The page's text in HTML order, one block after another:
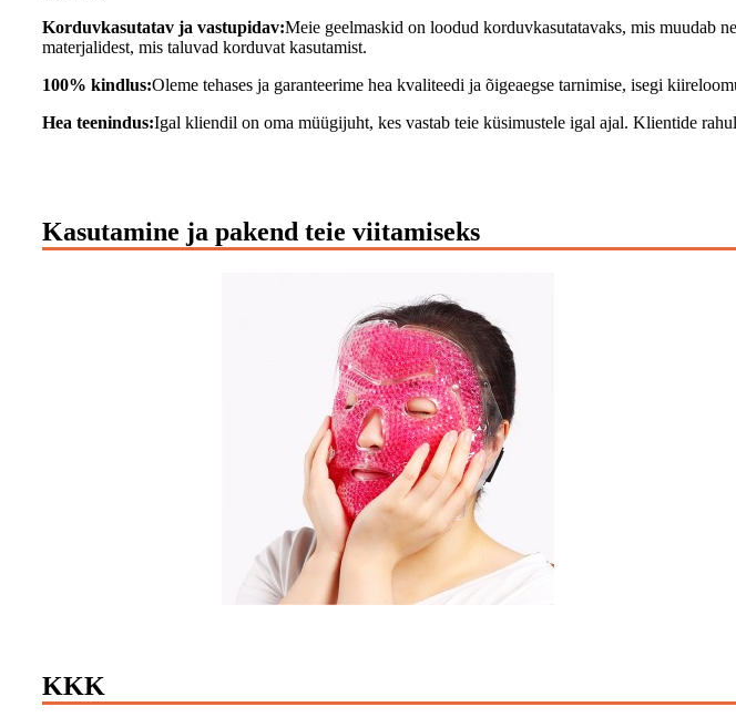
Korduvkasutatav ja vastupidav:Meie geelmaskid on loodud korduvkasutatavaks, mis muudab
materjalidest, mis taluvad korduvat kasutamist.
100% kindlus:Oleme tehases ja garanteerime hea kvaliteedi ja õigeaegse tarnimise, isegi
Hea teenindus:Igal kliendil on oma müügijuht, kes vastab teie küsimustele igal ajal. Klientide
Kasutamine ja pakend teie viitamiseks
KKK